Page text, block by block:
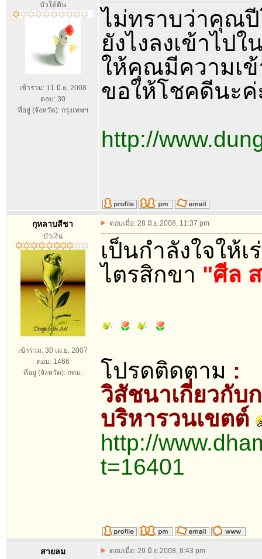
บัวใต้ดิน
เข้าร่วม: 11 มิ.ย. 2008
ตอบ: 30
ที่อยู่ (จังหวัด): กรุงเทพฯ
ไม่ทราบว่าคุณปี
ยังไงลงเข้าไป
ให้คุณมีความเข้
ขอให้โชคดีนะค่
http://
กุหลาบสีชา
บัวเงิน
เข้าร่วม: 30 เม.ย. 2007
ตอบ: 1466
ที่อยู่ (จังหวัด): กทม.
ตอบเมื่อ: 28 มิ.ย.2008, 11:37 pm
เป็นกำลังใจให้
ไตรสิกขา "ศีล
โปรดติดตาม :
วิสัชนาเกี่ยวกับ
บริหารวนเขตต์
http://
t=16401
สายลม ตอบเมื่อ: 29 มิ.ย.2008, 8:43 pm